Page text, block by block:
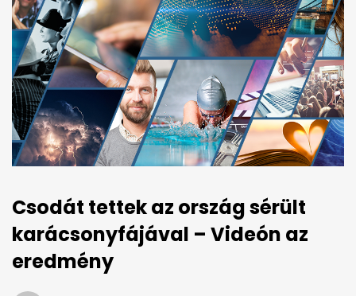
Csodát tettek az ország sérült
karácsonyfájával – Videón az
eredmény